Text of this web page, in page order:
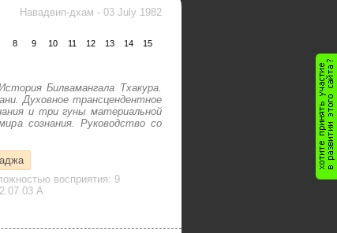
Навадвип-дхам - 03 July 1982
8 9 10 11 12 13 14
15
Билвамангала Тхакура.
Духовное трансцендентное
и три гуны материальной
сознания. Руководство со
восприятия: 9
А